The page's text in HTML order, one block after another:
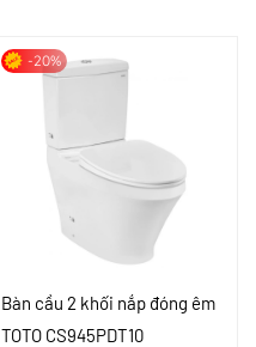
-20%
Bàn cầu 2 khối nắp đóng êm
TOTO CS945PDT10